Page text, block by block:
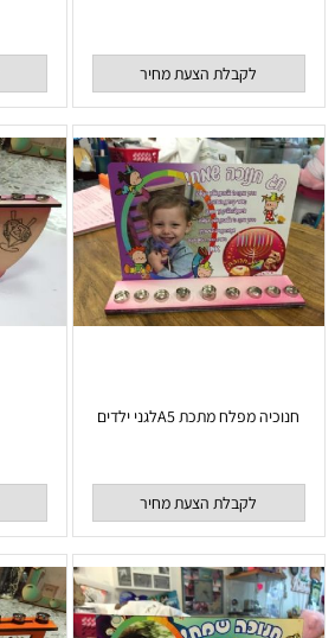
לקבלת הצעת מחיר
חנוכיה מפלח מתכת A5לגני ילדים
לקבלת הצעת מחיר